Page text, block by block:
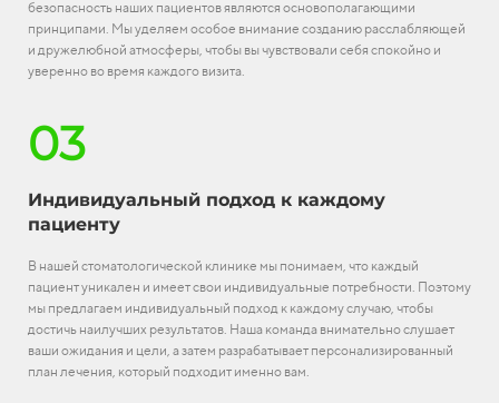
безопасность наших пациентов являются основополагающими
принципами. Мы уделяем особое внимание созданию расслабляющей
и дружелюбной атмосферы, чтобы вы чувствовали себя спокойно и
уверенно во время каждого визита.
03
Индивидуальный подход к каждому
пациенту
В нашей стоматологической клинике мы понимаем, что каждый
пациент уникален и имеет свои индивидуальные потребности. Поэтому
мы предлагаем индивидуальный подход к каждому случаю, чтобы
достичь наилучших результатов. Наша команда внимательно слушает
ваши ожидания и цели, а затем разрабатывает персонализированный
план лечения, который подходит именно вам.